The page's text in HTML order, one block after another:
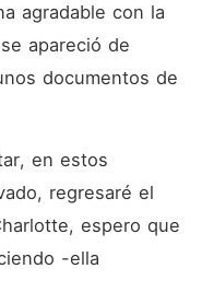
agradable con la
apareció de
documentos de
en estos
regresaré el
espero que
-ella